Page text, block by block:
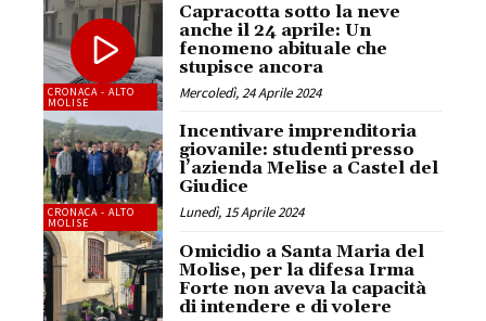
CRONACA - ALTO
MOLISE
Capracotta sotto la neve
anche il 24 aprile: Un
fenomeno abituale che
stupisce ancora
Mercoledì, 24 Aprile 2024
CRONACA - ALTO
MOLISE
Incentivare imprenditoria
giovanile: studenti presso
l’azienda Melise a Castel del
Giudice
Lunedì, 15 Aprile 2024
Omicidio a Santa Maria del
Molise, per la difesa Irma
Forte non aveva la capacità
di intendere e di volere